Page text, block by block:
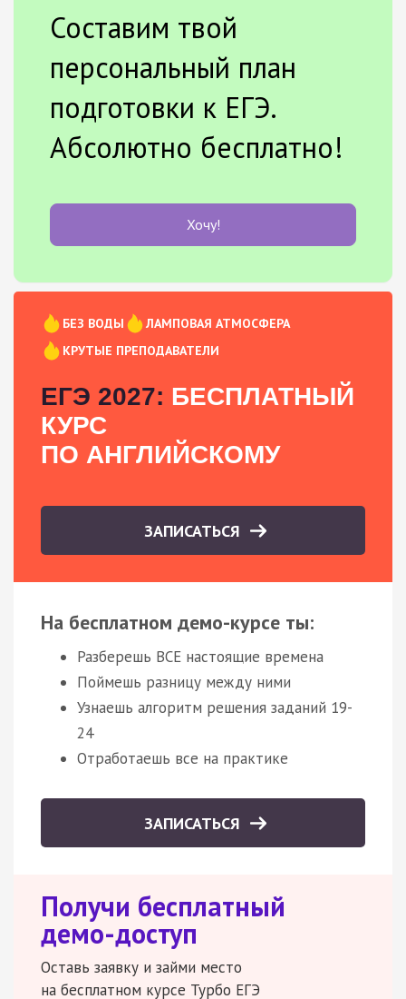
Составим твой
персональный план
подготовки к ЕГЭ.
Абсолютно бесплатно!
Хочу!
БЕЗ ВОДЫ
ЛАМПОВАЯ АТМОСФЕРА
КРУТЫЕ ПРЕПОДАВАТЕЛИ
ЕГЭ 2027: БЕСПЛАТНЫЙ
КУРС
ПО АНГЛИЙСКОМУ
ЗАПИСАТЬСЯ
На бесплатном демо-курсе ты:
Разберешь ВСЕ настоящие времена
Поймешь разницу между ними
Узнаешь алгоритм решения заданий 19-
24
Отработаешь все на практике
ЗАПИСАТЬСЯ
Получи бесплатный
демо-доступ
Оставь заявку и займи место
на бесплатном курсе Турбо ЕГЭ